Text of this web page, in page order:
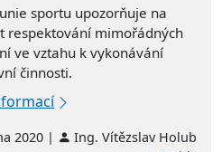
sportu upozorňuje na
respektování mimořádných
ve vztahu k vykonávání
činnosti.
2020 |
Ing. Vítězslav Holub